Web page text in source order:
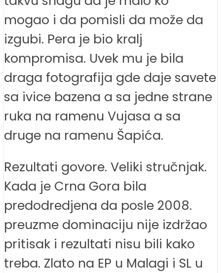
mogao i da pomisli da može da
izgubi. Pera je bio kralj
kompromisa. Uvek mu je bila
draga fotografija gde daje savete
sa ivice bazena a sa jedne strane
ruka na ramenu Vujasa a sa
druge na ramenu Šapića.
Rezultati govore. Veliki stručnjak.
Kada je Crna Gora bila
predodredjena da posle 2008.
preuzme dominaciju nije izdržao
pritisak i rezultati nisu bili kako
treba. Zlato na EP u Malagi i SL u